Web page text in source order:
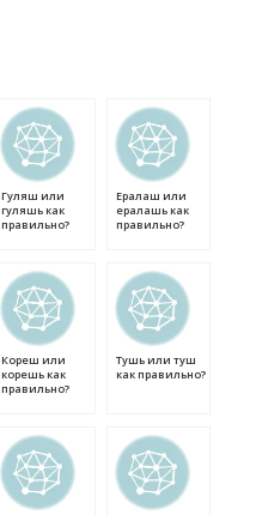
Гуляш или
гуляшь как
правильно?
Ералаш или
ералашь как
правильно?
Кореш или
корешь как
правильно?
Тушь или туш
как правильно?